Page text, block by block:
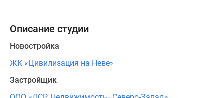
Описание студии
Новостройка
ЖК «Цивилизация на Неве»
Застройщик